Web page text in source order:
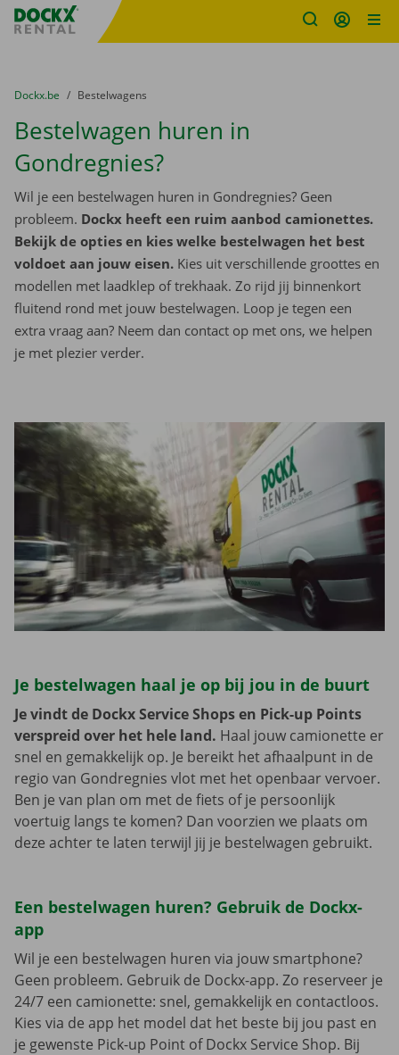
Fratello DEMO
U bevindt zich hier:
van
Dockx.be naar
Bestelwagens
Bestelwagen huren in
Gondregnies?
Wil je een bestelwagen huren in Gondregnies? Geen
probleem. Dockx heeft een ruim aanbod camionettes.
Bekijk de opties en kies welke bestelwagen het best
voldoet aan jouw eisen. Kies uit verschillende groottes en
modellen met laadklep of trekhaak. Zo rijd jij binnenkort
fluitend rond met jouw bestelwagen. Loop je tegen een
extra vraag aan? Neem dan contact op met ons, we helpen
je met plezier verder.
Je bestelwagen haal je op bij jou in de buurt
Je vindt de Dockx Service Shops en Pick-up Points
verspreid over het hele land. Haal jouw camionette er
snel en gemakkelijk op. Je bereikt het afhaalpunt in de
regio van Gondregnies vlot met het openbaar vervoer.
Ben je van plan om met de fiets of je persoonlijk
voertuig langs te komen? Dan voorzien we plaats om
deze achter te laten terwijl jij je bestelwagen gebruikt.
Een bestelwagen huren? Gebruik de Dockx-
app
Wil je een bestelwagen huren via jouw smartphone?
Geen probleem. Gebruik de Dockx-app. Zo reserveer je
24/7 een camionette: snel, gemakkelijk en contactloos.
Kies via de app het model dat het beste bij jou past en
je gewenste Pick-up Point of Dockx Service Shop. Bij